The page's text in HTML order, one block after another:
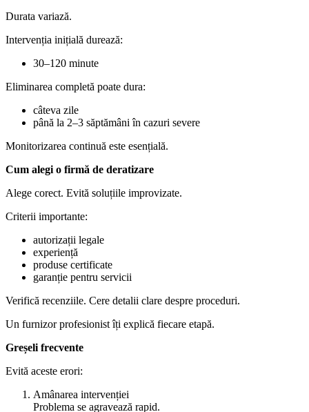
Durata variază.
Intervenția inițială durează:
30–120 minute
Eliminarea completă poate dura:
câteva zile
până la 2–3 săptămâni în cazuri severe
Monitorizarea continuă este esențială.
Cum alegi o firmă de deratizare
Alege corect. Evită soluțiile improvizate.
Criterii importante:
autorizații legale
experiență
produse certificate
garanție pentru servicii
Verifică recenziile. Cere detalii clare despre proceduri.
Un furnizor profesionist îți explică fiecare etapă.
Greșeli frecvente
Evită aceste erori:
Amânarea intervenției
Problema se agravează rapid.